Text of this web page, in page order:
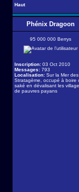
Haut
Phénix Dragoon
95 000 000 Berrys
Inscription: 03 Oct 2010
Messages: 793
Localisation: Sur la Mer des
Stratagème, occupé à boire
saké en dévalisant les
de pauvres payans